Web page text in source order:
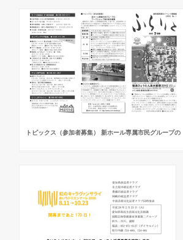
トピックス（参加者募集） 新ホール専属市民グループの